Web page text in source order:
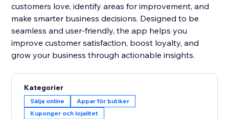
customers love, identify areas for improvement, and
make smarter business decisions. Designed to be
seamless and user-friendly, the app helps you
improve customer satisfaction, boost loyalty, and
grow your business through actionable insights.
Kategorier
Sälja online
Appar för butiker
Kuponger och lojalitet